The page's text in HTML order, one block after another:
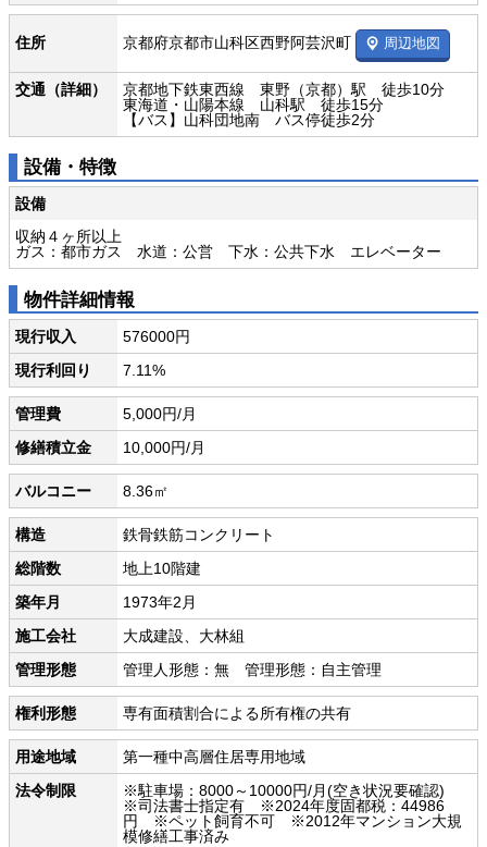
住所 京都府京都市山科区西野阿芸沢町 周辺地図
交通（詳細）
京都地下鉄東西線 東野（京都）駅 徒歩10分
東海道・山陽本線 山科駅 徒歩15分
【バス】山科団地南 バス停徒歩2分
設備・特徴
設備
収納４ヶ所以上
ガス：都市ガス 水道：公営 下水：公共下水 エレベーター
物件詳細情報
現行収入
576000円
現行利回り
7.11%
管理費
5,000円/月
修繕積立金
10,000円/月
バルコニー 8.36㎡
構造
鉄骨鉄筋コンクリート
総階数
地上10階建
築年月
1973年2月
施工会社
大成建設、大林組
管理形態
管理人形態：無 管理形態：自主管理
権利形態 専有面積割合による所有権の共有
用途地域
第一種中高層住居専用地域
法令制限
※駐車場：8000～10000円/月(空き状況要確認)
※司法書士指定有 ※2024年度固都税：44986
円 ※ペット飼育不可 ※2012年マンション大規
模修繕工事済み